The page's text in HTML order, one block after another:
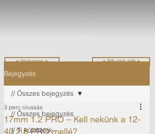
Bejegyzés
// Összes bejegyzés
// Ti küldtétek
// Összes bejegyzés
17mm 1.2 PRO – Kell nekünk a 12-
40 2.8 PRO mellé?
3 perc olvasás
• Webshop • • Bővebb infó •